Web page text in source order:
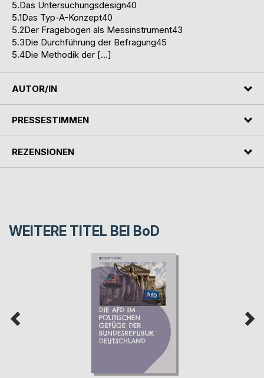
5.Das Untersuchungsdesign40
5.1Das Typ-A-Konzept40
5.2Der Fragebogen als Messinstrument43
5.3Die Durchführung der Befragung45
5.4Die Methodik der […]
AUTOR/IN
PRESSESTIMMEN
REZENSIONEN
WEITERE TITEL BEI BoD